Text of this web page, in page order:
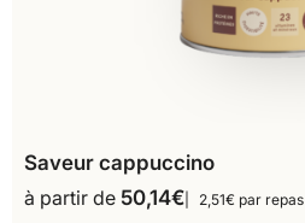
Saveur cappuccino
à partir de 50,14€ 2,51€ par repas